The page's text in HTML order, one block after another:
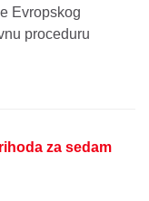
Evropskog
proceduru
za sedam